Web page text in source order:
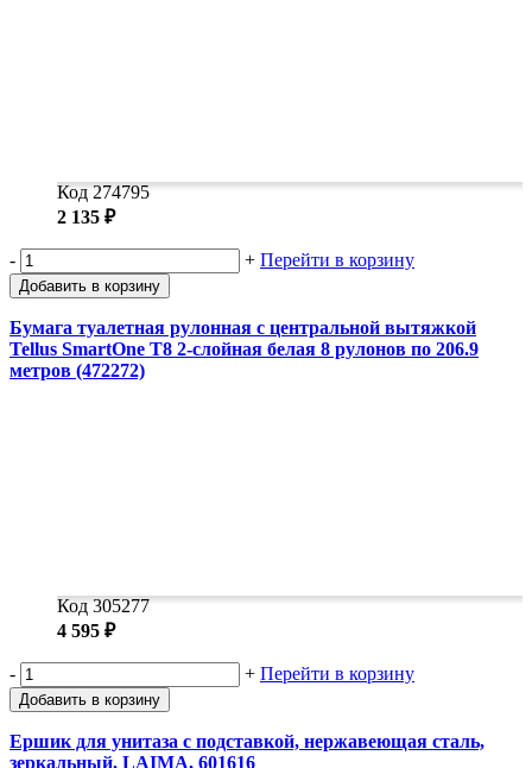
Код 274795
2 135 ₽
- + Перейти в корзину
Добавить в корзину
Бумага туалетная рулонная с центральной вытяжкой
Tellus SmartOne T8 2-слойная белая 8 рулонов по 206.9
метров (472272)
Код 305277
4 595 ₽
- + Перейти в корзину
Добавить в корзину
Ершик для унитаза с подставкой, нержавеющая сталь,
зеркальный, LAIMA, 601616